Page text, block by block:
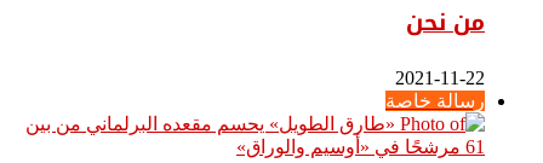
من نحن
2021-11-22
رسالة خاصة